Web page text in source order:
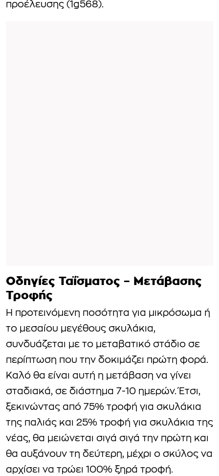
προέλευσης (1g568).
Οδηγίες Ταΐσματος – Μετάβασης
Τροφής
Η προτεινόμενη ποσότητα για μικρόσωμα ή
το μεσαίου μεγέθους σκυλάκια,
συνδυάζεται με το μεταβατικό στάδιο σε
περίπτωση που την δοκιμάζει πρώτη φορά.
Καλό θα είναι αυτή η μετάβαση να γίνει
σταδιακά, σε διάστημα 7-10 ημερών. Έτσι,
ξεκινώντας από 75% τροφή για σκυλάκια
της παλιάς και 25% τροφή για σκυλάκια της
νέας, θα μειώνεται σιγά σιγά την πρώτη και
θα αυξάνουν τη δεύτερη, μέχρι ο σκύλος να
αρχίσει να τρώει 100% ξηρά τροφή.